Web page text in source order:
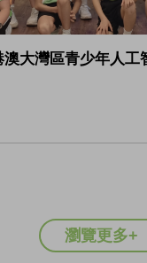
澳大灣區青少年人工
瀏覽更多+